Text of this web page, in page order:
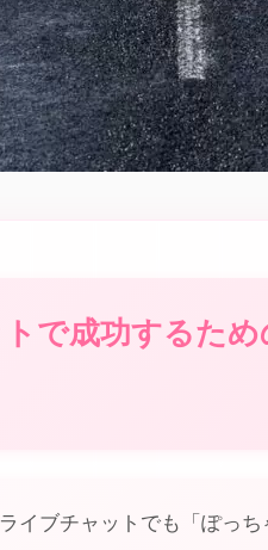
で成功するため
イブチャットでも「ぽっち